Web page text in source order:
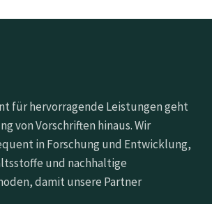
für hervorragende Leistungen geht
von Vorschriften hinaus. Wir
in Forschung und Entwicklung,
und nachhaltige
damit unsere Partner